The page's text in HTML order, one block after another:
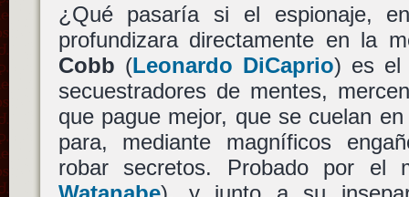
¿Qué pasaría si el espionaje,
profundizara directamente en la
Cobb (Leonardo DiCaprio) es el
secuestradores de mentes,
que pague mejor, que se cuelan
para, mediante magníficos
robar secretos. Probado por el